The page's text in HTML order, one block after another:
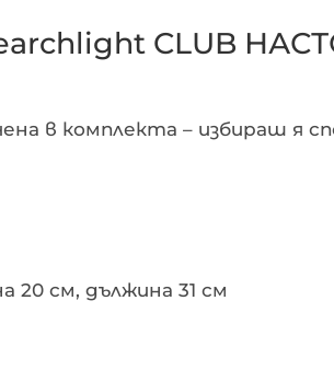
CLUB
в комплекта – избираш я
20 см, дължина 31 см